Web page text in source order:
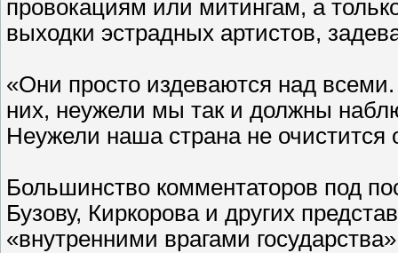
провокациям или митингам, а
выходки эстрадных артистов,
«Они просто издеваются над
них, неужели мы так и должны
Неужели наша страна не очистится
Большинство комментаторов под
Бузову, Киркорова и других
«внутренними врагами